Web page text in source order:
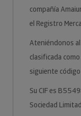
compañía
el Registro
Ateniéndonos al
clasificada
siguiente
Su CIF es
Sociedad